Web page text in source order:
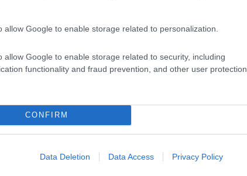
allow Google to enable storage related to personalization.
allow Google to enable storage related to security, including
functionality and fraud prevention, and other user protection.
CONFIRM
Data Deletion Data Access Privacy Policy
az az, ahogy együtt dolgoznak. Nem volt ez magától
harcolniuk a világbajnoki címért az utolsó futamig, hogy
nem változott, de a kapcsolat közöttük, illetve a csapattal
ez várható volt Landótól, hiszen végül ő lett a bajnok,
ennek ellenére még inkább támaszkodott a csapatra a
– fogalmazott Stella.